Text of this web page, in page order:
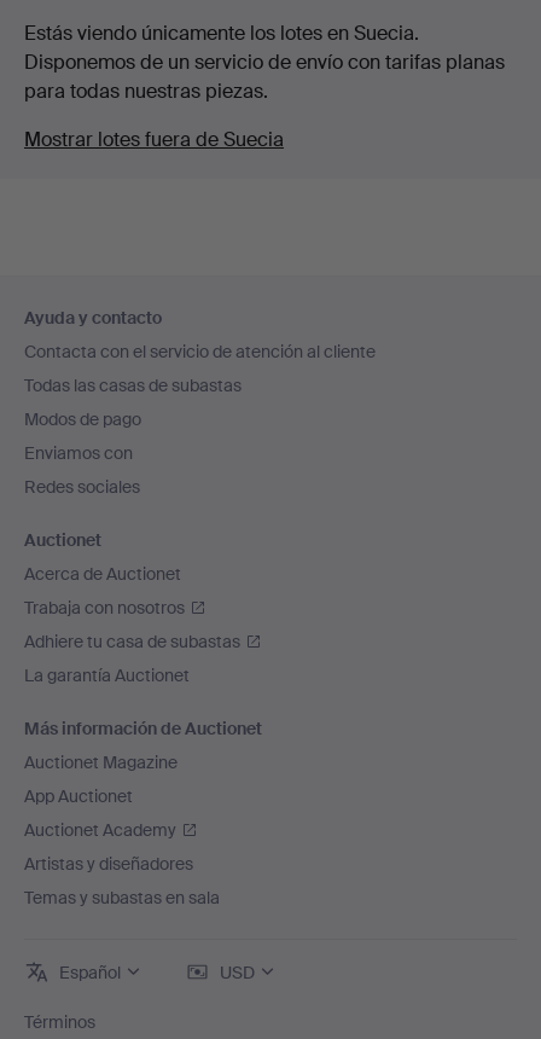
Estás viendo únicamente los lotes en Suecia.
Disponemos de un servicio de envío con tarifas planas
para todas nuestras piezas.
Mostrar lotes fuera de Suecia
en
el
pie
de
página
Ayuda y contacto
Contacta con el servicio de atención al cliente
Todas las casas de subastas
Modos de pago
Enviamos con
Redes sociales
Auctionet
Acerca de Auctionet
Trabaja con nosotros
Adhiere tu casa de subastas
La garantía Auctionet
Más información de Auctionet
Auctionet Magazine
App Auctionet
Auctionet Academy
Artistas y diseñadores
Temas y subastas en sala
Español USD
Términos